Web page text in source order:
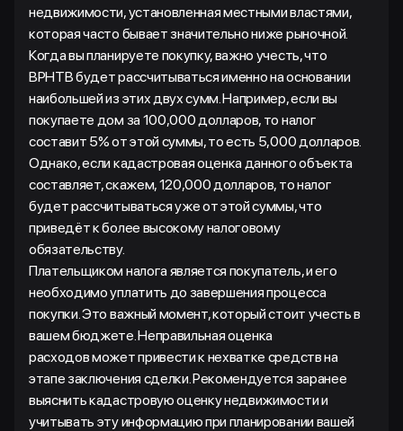
недвижимости, установленная местными властями,
которая часто бывает значительно ниже рыночной.
Когда вы планируете покупку, важно учесть, что
BPHTB будет рассчитываться именно на основании
наибольшей из этих двух сумм. Например, если вы
покупаете дом за 100,000 долларов, то налог
составит 5% от этой суммы, то есть 5,000 долларов.
Однако, если кадастровая оценка данного объекта
составляет, скажем, 120,000 долларов, то налог
будет рассчитываться уже от этой суммы, что
приведёт к более высокому налоговому
обязательству.
Плательщиком налога является покупатель, и его
необходимо уплатить до завершения процесса
покупки. Это важный момент, который стоит учесть в
вашем бюджете. Неправильная оценка
расходов может привести к нехватке средств на
этапе заключения сделки. Рекомендуется заранее
выяснить кадастровую оценку недвижимости и
учитывать эту информацию при планировании вашей